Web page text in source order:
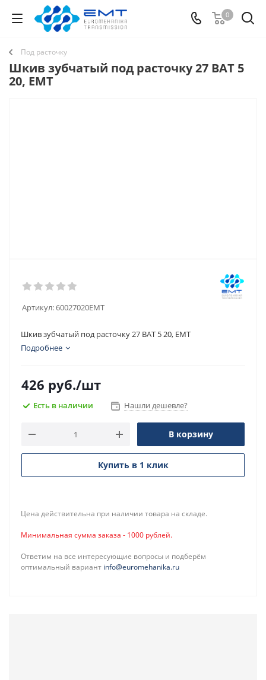
0
Под расточку
Шкив зубчатый под расточку 27 BAT 5
20, EMT
Артикул:60027020EMT
Шкив зубчатый под расточку 27 BAT 5 20, EMT
Подробнее
426 руб./шт
Есть в наличии Нашли дешевле?
В корзину
Купить в 1 клик
Цена действительна при наличии товара на складе.
Минимальная сумма заказа - 1000 рублей.
Ответим на все интересующие вопросы и подберём
оптимальный вариант info@euromehanika.ru